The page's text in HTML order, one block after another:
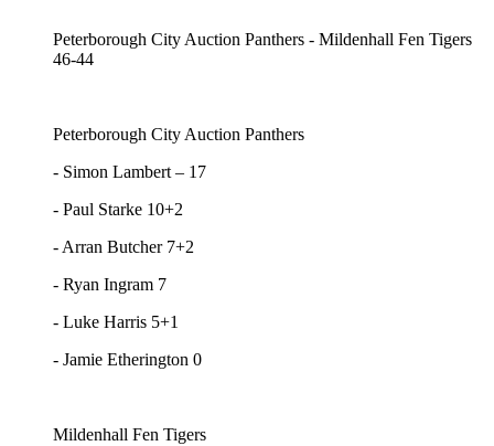
Peterborough City Auction Panthers - Mildenhall Fen Tigers
46-44
Peterborough City Auction Panthers
- Simon Lambert – 17
- Paul Starke 10+2
- Arran Butcher 7+2
- Ryan Ingram 7
- Luke Harris 5+1
- Jamie Etherington 0
Mildenhall Fen Tigers